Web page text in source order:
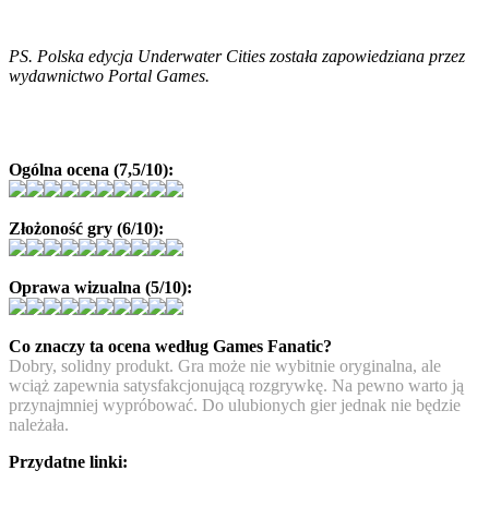
PS. Polska edycja Underwater Cities została zapowiedziana przez
wydawnictwo Portal Games.
Ogólna ocena (7,5/10):
Złożoność gry (6/10):
Oprawa wizualna (5/10):
Co znaczy ta ocena według Games Fanatic?
Dobry, solidny produkt. Gra może nie wybitnie oryginalna, ale
wciąż zapewnia satysfakcjonującą rozgrywkę. Na pewno warto ją
przynajmniej wypróbować. Do ulubionych gier jednak nie będzie
należała.
Przydatne linki: